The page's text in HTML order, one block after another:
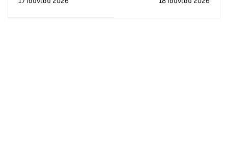
Καλοκαιρινή
Ευελιξία και Μοναδική